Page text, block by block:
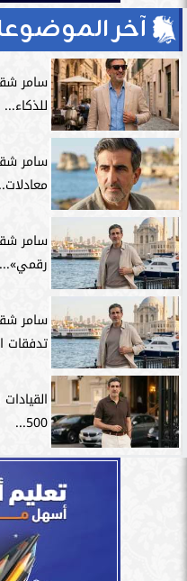
آخر
سامر
للذكاء...
سامر
سامر
رقمي»...
سامر
تدفقات
500...